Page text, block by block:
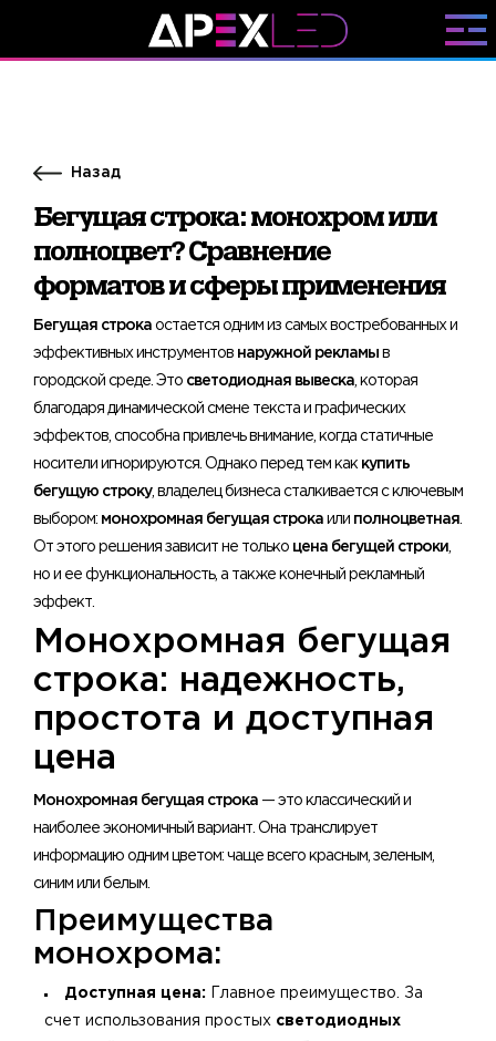
Назад
Бегущая строка: монохром или
полноцвет? Сравнение
форматов и сферы применения
Бегущая строка остается одним из самых востребованных и
эффективных инструментов наружной рекламы в
городской среде. Это светодиодная вывеска , которая
благодаря динамической смене текста и графических
эффектов, способна привлечь внимание, когда статичные
носители игнорируются. Однако перед тем как купить
бегущую строку, владелец бизнеса сталкивается с ключевым
выбором: монохромная бегущая строка или полноцветная
От этого решения зависит не только цена бегущей строки
но и ее функциональность, а также конечный рекламный
эффект.
Монохромная бегущая
строка: надежность,
простота и доступная
цена
Монохромная бегущая строка — это классический и
наиболее экономичный вариант. Она транслирует
информацию одним цветом: чаще всего красным, зеленым,
синим или белым.
Преимущества
монохрома:
Доступная цена: Главное преимущество. За
счет использования простых светодиодных